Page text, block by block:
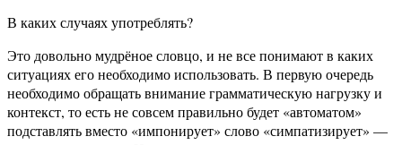
В каких случаях употреблять?
Это довольно мудрёное словцо, и не все понимают в каких
ситуациях его необходимо использовать. В первую очередь
необходимо обращать внимание грамматическую нагрузку и
контекст, то есть не совсем правильно будет «автоматом»
подставлять вместо «импонирует» слово «симпатизирует» —